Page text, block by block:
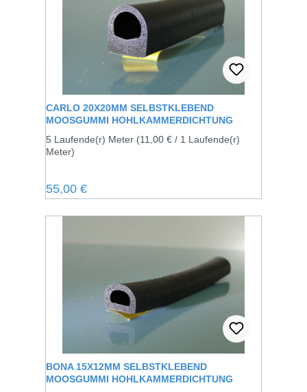
CARLO 20X20MM SELBSTKLEBEND
MOOSGUMMI HOHLKAMMERDICHTUNG
5 Laufende(r) Meter (11,00 € / 1 Laufende(r)
Meter)
Regulärer Preis:
55,00 €
BONA 15X12MM SELBSTKLEBEND
MOOSGUMMI HOHLKAMMERDICHTUNG